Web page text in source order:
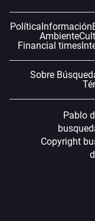
PolíticaInformación
Ambiente
Financial times
Sobre
Pablo
Copyright